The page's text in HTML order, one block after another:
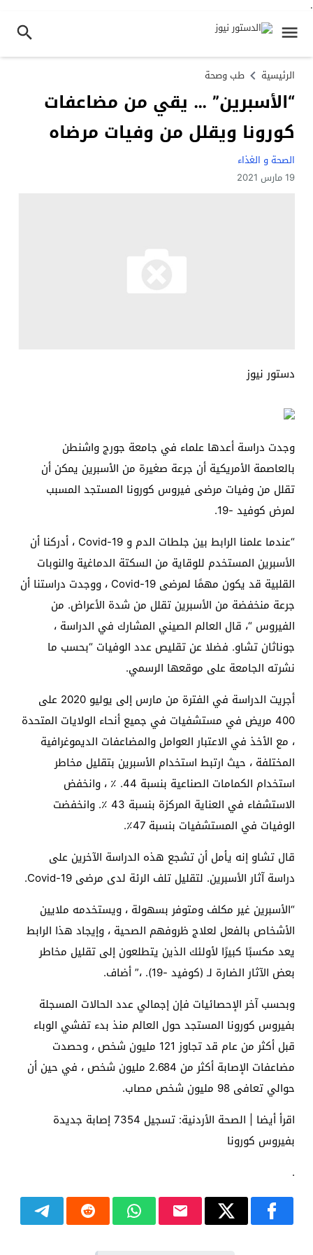
.
الرئيسية طب وصحة
“الأسبرين” … يقي من مضاعفات
كورونا ويقلل من وفيات مرضاه
الصحة و الغذاء
19 مارس 2021
دستور نيوز
وجدت دراسة أعدها علماء في جامعة جورج واشنطن
بالعاصمة الأمريكية أن جرعة صغيرة من الأسبرين يمكن أن
تقلل من وفيات مرضى فيروس كورونا المستجد المسبب
لمرض كوفيد -19.
“عندما علمنا الرابط بين جلطات الدم و Covid-19 ، أدركنا أن
الأسبرين المستخدم للوقاية من السكتة الدماغية والنوبات
القلبية قد يكون مهمًا لمرضى Covid-19 ، ووجدت دراستنا أن
جرعة منخفضة من الأسبرين تقلل من شدة الأعراض. من
الفيروس “، قال العالم الصيني المشارك في الدراسة ،
جوناثان تشاو. فضلا عن تقليص عدد الوفيات “بحسب ما
نشرته الجامعة على موقعها الرسمي.
أجريت الدراسة في الفترة من مارس إلى يوليو 2020 على
400 مريض في مستشفيات في جميع أنحاء الولايات المتحدة
، مع الأخذ في الاعتبار العوامل والمضاعفات الديموغرافية
المختلفة ، حيث ارتبط استخدام الأسبرين بتقليل مخاطر
استخدام الكمامات الصناعية بنسبة 44. ٪ ، وانخفض
الاستشفاء في العناية المركزة بنسبة 43 ٪. وانخفضت
الوفيات في المستشفيات بنسبة 47٪.
قال تشاو إنه يأمل أن تشجع هذه الدراسة الآخرين على
دراسة آثار الأسبرين. لتقليل تلف الرئة لدى مرضى Covid-19.
“الأسبرين غير مكلف ومتوفر بسهولة ، ويستخدمه ملايين
الأشخاص بالفعل لعلاج ظروفهم الصحية ، وإيجاد هذا الرابط
يعد مكسبًا كبيرًا لأولئك الذين يتطلعون إلى تقليل مخاطر
بعض الآثار الضارة لـ (كوفيد -19). ،” أضاف.
وبحسب آخر الإحصائيات فإن إجمالي عدد الحالات المسجلة
بفيروس كورونا المستجد حول العالم منذ بدء تفشي الوباء
قبل أكثر من عام قد تجاوز 121 مليون شخص ، وحصدت
مضاعفات الإصابة أكثر من 2.684 مليون شخص ، في حين أن
حوالي تعافى 98 مليون شخص مصاب.
اقرأ أيضا | الصحة الأردنية: تسجيل 7354 إصابة جديدة
بفيروس كورونا
.